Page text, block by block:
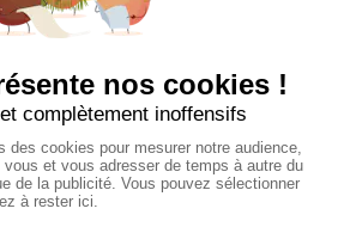
scooter avec Rodeeo
un vélo avec Rodeeo
Car avec Rodeeo